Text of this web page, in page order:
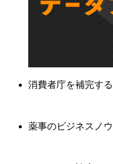
消費者庁を補完す
薬事のビジネスノ